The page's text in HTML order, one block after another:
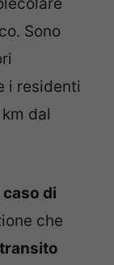
Sono
i residenti
dal
di
che
transito